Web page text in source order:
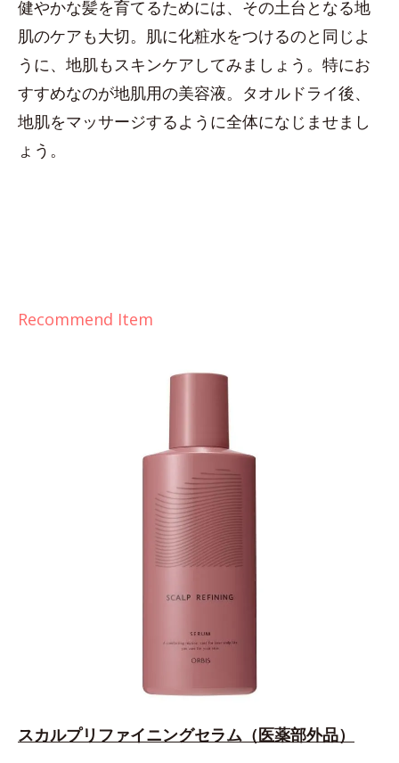
健やかな髪を育てるためには、その土台となる地
肌のケアも大切。肌に化粧水をつけるのと同じよ
うに、地肌もスキンケアしてみましょう。特にお
すすめなのが地肌用の美容液。タオルドライ後、
地肌をマッサージするように全体になじませまし
ょう。
Recommend Item
スカルプリファイニングセラム（医薬部外品）